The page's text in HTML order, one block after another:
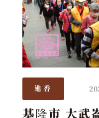
進香
基隆市 大武